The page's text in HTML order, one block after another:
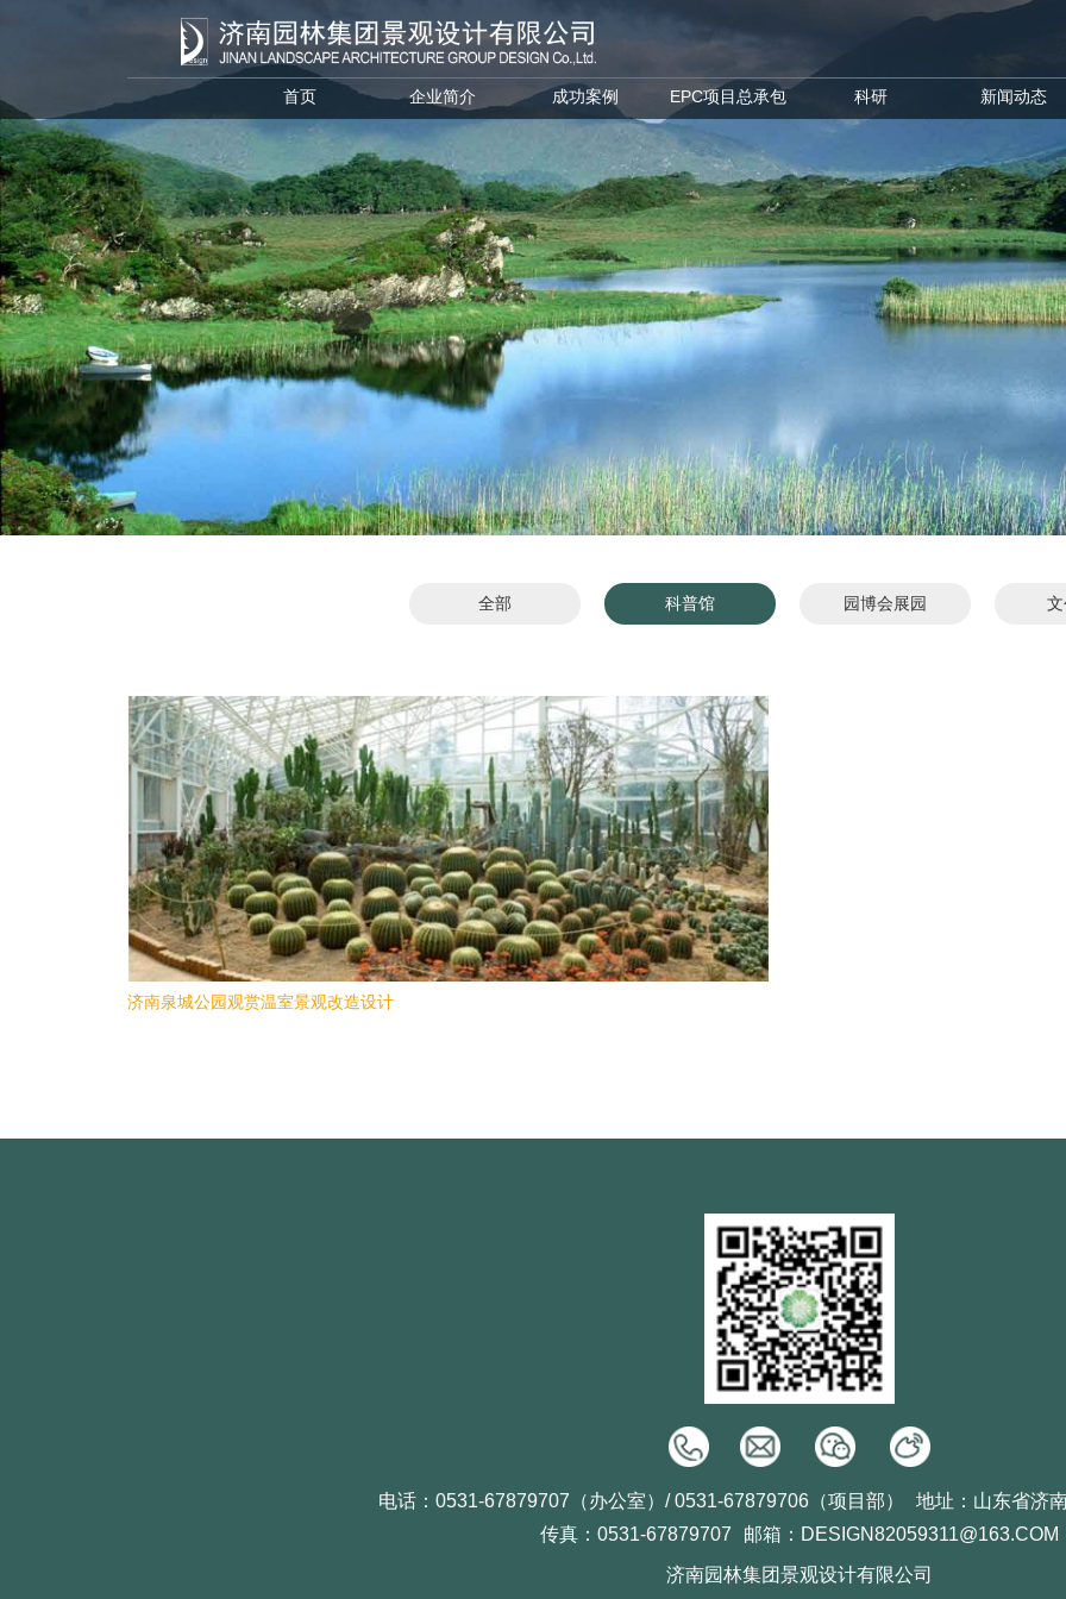
首页 企业简介 成功案例 EPC项目总承包 科研 新闻动态
全部 科普馆 园博会展园
济南泉城公园观赏温室景观改造设计
电话：0531-67879707（办公室）/ 0531-67879706（项目部）
地址：山东省济
传真：0531-67879707
邮箱：DESIGN82059311@163.COM
济南园林集团景观设计有限公司